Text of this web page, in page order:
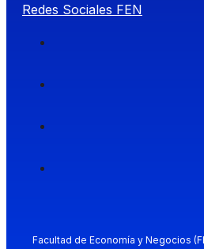
Redes Sociales FEN
Facultad de Economía y Negocios